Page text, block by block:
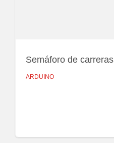
Semáforo de carreras
ARDUINO